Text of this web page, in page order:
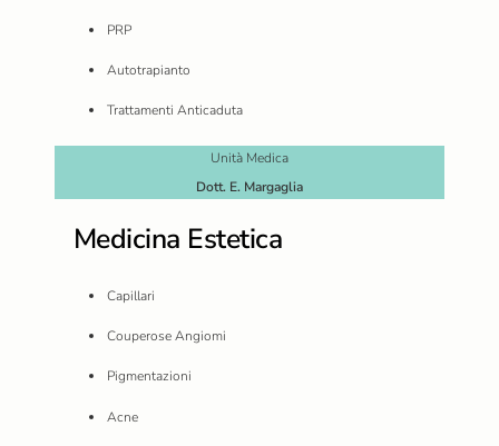
PRP
Autotrapianto
Trattamenti Anticaduta
Unità Medica
Dott. E. Margaglia
Medicina Estetica
Capillari
Couperose Angiomi
Pigmentazioni
Acne